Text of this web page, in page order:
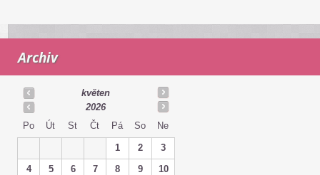
Archiv
květen
2026
Po
Út St Čt Pá So Ne
1 2
3
4
5 6 7 8 9 10